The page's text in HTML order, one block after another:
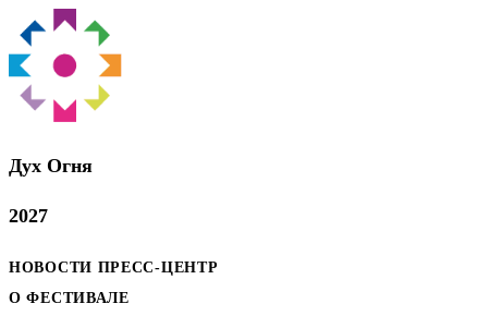
Дух Oгня
2027
НОВОСТИ ПРЕСС-ЦЕНТР
О ФЕСТИВАЛЕ